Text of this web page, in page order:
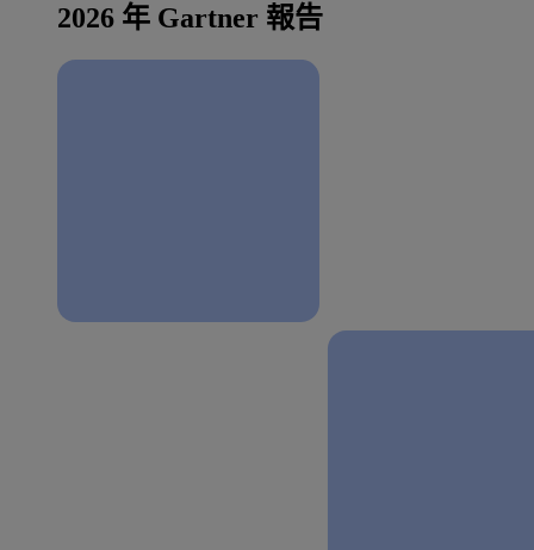
2026 年 Gartner 報告